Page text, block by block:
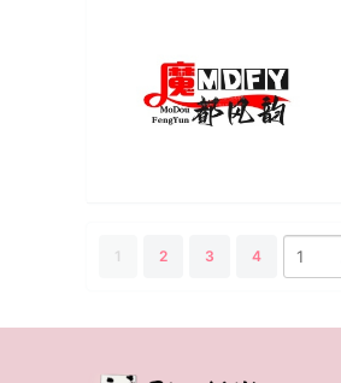
1 2 3 4